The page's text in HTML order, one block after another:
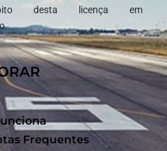
desta licença em
Frequentes